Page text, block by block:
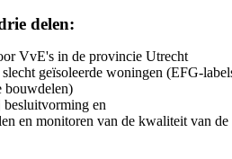
delen:
VvE's in de provincie Utrecht
geïsoleerde woningen (EFG-
bouwdelen)
en
en monitoren van de kwaliteit van de